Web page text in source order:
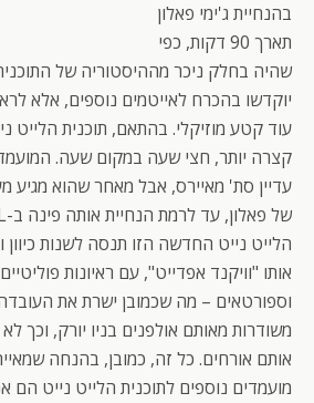
בהנחיית ג'ימי פאלון
תארך 90 דקות, כפי
שהיה בחלק ניכר מההיסטוריה של
יוקדשו בהכרח לאייטמים נוספים, אלא
עוד קטע מוזיקלי. בהתאם, תוכנית הלייט
קצרה יותר, חצי שעה במקום שעה.
עדיין סת' מאיירס, אבל מאחר שהוא מגיע
הלייט נייט החדשה הזו תנסה לשנות כיוון
אותו "וויקנד אפדייט", עם ראיונות
וספורטאים – מה שכמובן ישרת את
משודרות מאותם אולפנים בניו יורק, וכך
אותם אורחים. כל זה, כמובן, בהנחה
מועמדים נוספים לתוכנית הלייט נייט הם